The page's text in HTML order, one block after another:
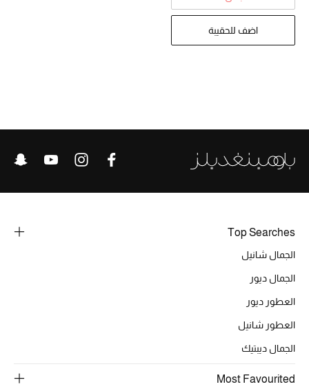
حقائب وأحذية متطابقة
جميع الأحذية النسائية
جميع الإكسسورات النسائية
تسوقوا للنساء
اضف للحقيبة
Top Searches
الجمال شانيل
الجمال ديور
العطور ديور
العطور شانيل
الجمال ديبتيك
Most Favourited